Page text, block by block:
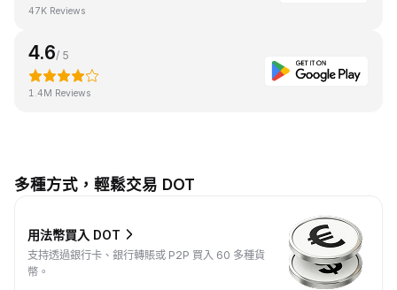
47K Reviews
4.6/ 5
1.4M Reviews
多種方式，輕鬆交易 DOT
用法幣買入 DOT
支持透過銀行卡、銀行轉賬或 P2P 買入 60 多種貨
幣。